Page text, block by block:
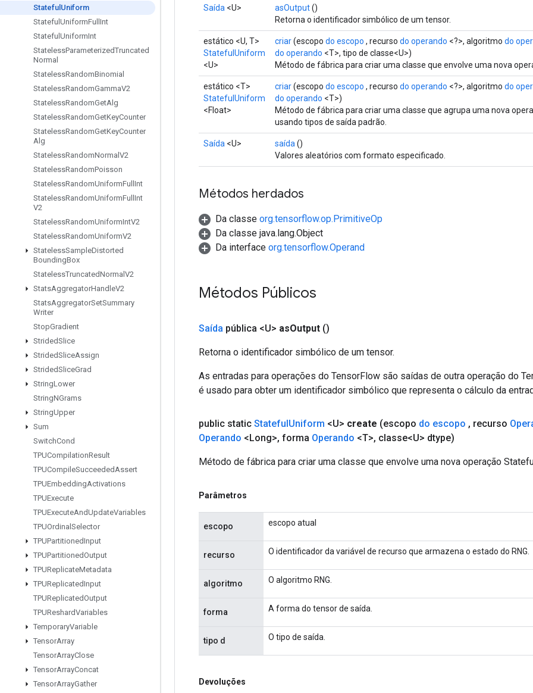
Stateful Uniform
Stateful UniformFull Int
Stateful UniformInt
StatelessParameterizedTruncated
Normal
StatelessRandomBinomial
StatelessRandomGammaV2
StatelessRandomGetAlg
StatelessRandomGetKeyCounter
StatelessRandomGetKeyCounter
Alg
StatelessRandomNormal V2
StatelessRandomPoisson
StatelessRandomUniformFull Int
StatelessRandomUniformFull Int
V2
StatelessRandomUniformIntV2
StatelessRandomUniformV2
StatelessSampleDistorted
BoundingBox
StatelessTruncatedNormal V2
StatsAggregatorHandleV2
StatsAggregatorSetSummary
Writer
StopGradient
StridedSlice
StridedSliceAssign
StridedSliceGrad
StringLower
StringNGrams
StringUpper
Sum
SwitchCond
TPUCompilationResult
TPUCompileSucceededAssert
TPUEmbeddingActivations
TPUExecute
TPUExecuteAndUpdateVariables
TPUOrdinal Selector
TPUPartitionedInput
TPUPartitionedOutput
TPUReplicateMetadata
TPUReplicatedInput
TPUReplicatedOutput
TPUReshardVariables
TemporaryVariable
TensorArray
TensorArrayClose
TensorArrayConcat
TensorArrayGather
Saída <U> asOutput()
Retorna o identificador simbólico de um tensor.
estático <U, T>
StatefulUniform
<U>
criar(escopo do escopo , recurso do operando <?>, algoritmo do
do operando <T>, tipo de classe<U>)
Método de fábrica para criar uma classe que envolve uma nova
estático <T>
StatefulUniform
<Float>
criar(escopo do escopo , recurso do operando <?>, algoritmo do
do operando <T>)
Método de fábrica para criar uma classe que agrupa uma nova
usando tipos de saída padrão.
Saída <U> saída ()
Valores aleatórios com formato especificado.
Métodos herdados
Da classe org.tensorflow.op.PrimitiveOp
Da classe java.lang.Object
Da interface org.tensorflow.Operand
Métodos Públicos
Saída pública <U> asOutput ()
Retorna o identificador simbólico de um tensor.
As entradas para operações do TensorFlow são saídas de outra operação do
é usado para obter um identificador simbólico que representa o cálculo da
public static StatefulUniform <U> create (escopo do escopo , recurso
Operando <Long>, forma Operando <T>, classe<U> dtype)
Método de fábrica para criar uma classe que envolve uma nova operação
Parâmetros
escopo escopo atual
recurso O identificador da variável de recurso que armazena o estado do RNG.
algoritmo O algoritmo RNG.
forma A forma do tensor de saída.
tipo d O tipo de saída.
Devoluções